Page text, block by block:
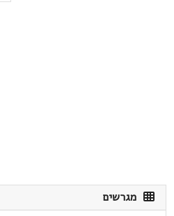
מגרשים